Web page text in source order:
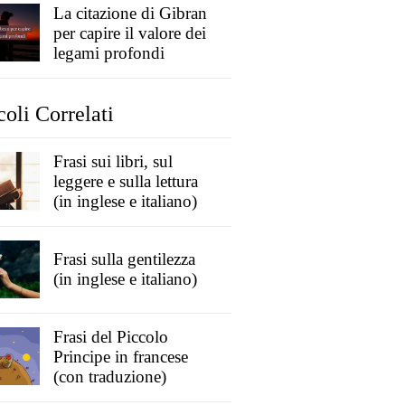
La citazione di Gibran
per capire il valore dei
legami profondi
Correlati
Frasi sui libri, sul
leggere e sulla lettura
(in inglese e italiano)
Frasi sulla gentilezza
(in inglese e italiano)
Frasi del Piccolo
Principe in francese
(con traduzione)